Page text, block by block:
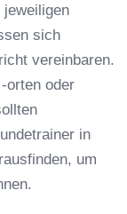
sich
vereinbaren.
orten oder
in
um